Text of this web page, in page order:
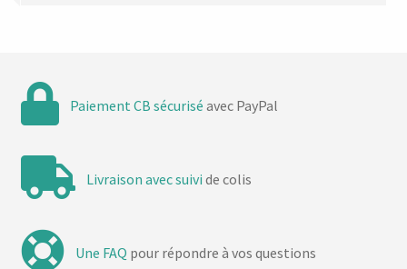
Paiement CB sécurisé avec PayPal
Livraison avec suivi de colis
Une FAQ pour répondre à vos questions